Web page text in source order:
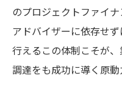
のプロジェクトファイ
アドバイザーに依存せ
行えるこの体制こそが
調達をも成功に導く原動